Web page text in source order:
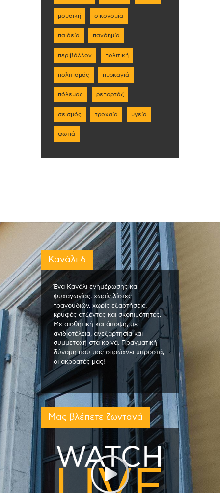
μουσική οικονομία
παιδεία πανδημία
περιβάλλον πολιτική
πολιτισμός πυρκαγιά
πόλεμος ρεπορτάζ
σεισμός τροχαίο υγεία
φωτιά
Κανάλι 6
Ένα Κανάλι ενημέρωσης και
ψυχαγωγίας, χωρίς λίστες
τραγουδιών, χωρίς εξαρτήσεις,
κρυφές ατζέντες και σκοπιμότητες.
Με αισθητική και άποψη, με
ανιδιοτέλεια, ανεξαρτησία και
συμμετοχή στα κοινά. Πραγματική
δύναμη που μας σπρώχνει μπροστά,
οι ακροατές μας!
Μας βλέπετε ζωντανά